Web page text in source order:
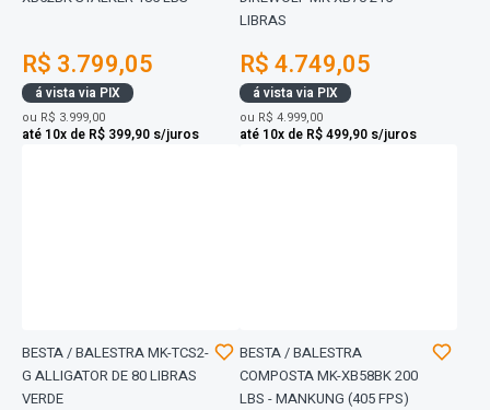
R$ 3.799,05
á vista via PIX
ou R$ 3.999,00
até 10x de R$ 399,90 s/juros
LIBRAS
R$ 4.749,05
á vista via PIX
ou R$ 4.999,00
até 10x de R$ 499,90 s/juros
BESTA / BALESTRA MK-TCS2-
G ALLIGATOR DE 80 LIBRAS
VERDE
BESTA / BALESTRA
COMPOSTA MK-XB58BK 200
LBS - MANKUNG (405 FPS)